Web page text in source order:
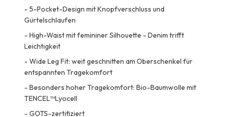
- 5-Pocket-Design mit Knopfverschluss und
Gürtelschlaufen
- High-Waist mit femininer Silhouette - Denim trifft
Leichtigkeit
- Wide Leg Fit: weit geschnitten am Oberschenkel für
entspannten Tragekomfort
- Besonders hoher Tragekomfort: Bio-Baumwolle mit
TENCEL™️Lyocell
- GOTS-zertifiziert